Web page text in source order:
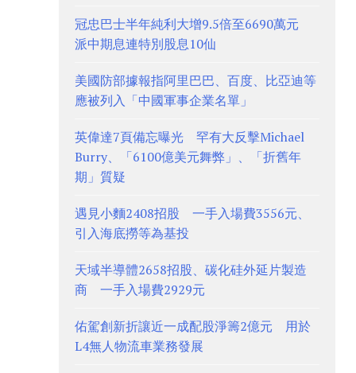
冠忠巴士半年純利大增9.5倍至6690萬元
派中期息連特別股息10仙
美國防部據報指阿里巴巴、百度、比亞迪等
應被列入「中國軍事企業名單」
英偉達7頁備忘曝光 罕有大反擊Michael
Burry、「6100億美元舞弊」、「折舊年
期」質疑
遇見小麵2408招股 一手入場費3556元、
引入海底撈等為基投
天域半導體2658招股、碳化硅外延片製造
商 一手入場費2929元
佑駕創新折讓近一成配股淨籌2億元 用於
L4無人物流車業務發展